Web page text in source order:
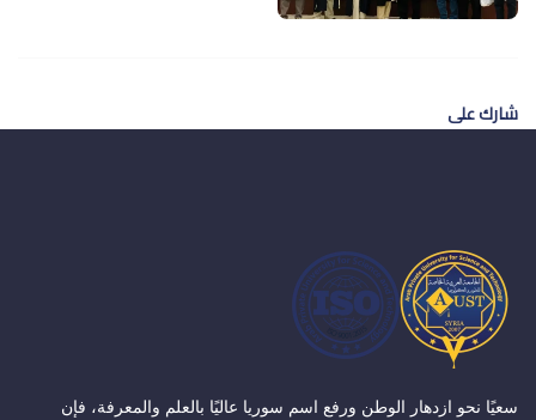
شارك على
سعيًا نحو ازدهار الوطن ورفع اسم سوريا عاليًا بالعلم والمعرفة، فإن